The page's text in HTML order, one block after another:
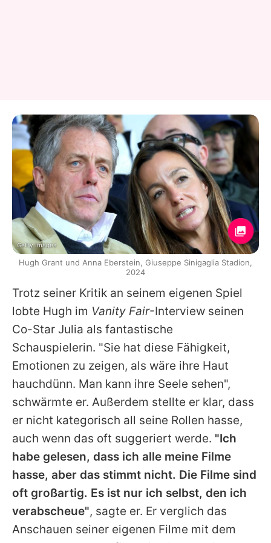
Trotz seiner Kritik an seinem eigenen Spiel
lobte Hugh im Vanity Fair-Interview seinen
Co-Star Julia als fantastische
Schauspielerin. "Sie hat diese Fähigkeit,
Emotionen zu zeigen, als wäre ihre Haut
hauchdünn. Man kann ihre Seele sehen",
schwärmte er. Außerdem stellte er klar, dass
er nicht kategorisch all seine Rollen hasse,
auch wenn das oft suggeriert werde. "Ich
habe gelesen, dass ich alle meine Filme
hasse, aber das stimmt nicht. Die Filme sind
oft großartig. Es ist nur ich selbst, den ich
verabscheue", sagte er. Er verglich das
Anschauen seiner eigenen Filme mit dem
Getty Images
Hugh Grant und Anna Eberstein, Giuseppe Sinigaglia Stadion,
2024